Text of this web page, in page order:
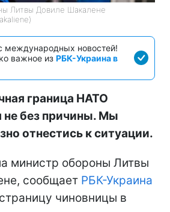
Литвы Довиле Шакалене
международных новостей!
важное из РБК-Украина в
граница НАТО
не без причины. Мы
отнестись к ситуации.
министр обороны Литвы
сообщает РБК-Украина
чиновницы в